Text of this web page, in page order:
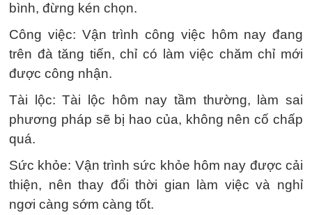
bình, đừng kén chọn.
Công việc: Vận trình công việc hôm nay đang
trên đà tăng tiến, chỉ có làm việc chăm chỉ mới
được công nhận.
Tài lộc: Tài lộc hôm nay tầm thường, làm sai
phương pháp sẽ bị hao của, không nên cố chấp
quá.
Sức khỏe: Vận trình sức khỏe hôm nay được cải
thiện, nên thay đổi thời gian làm việc và nghỉ
ngơi càng sớm càng tốt.